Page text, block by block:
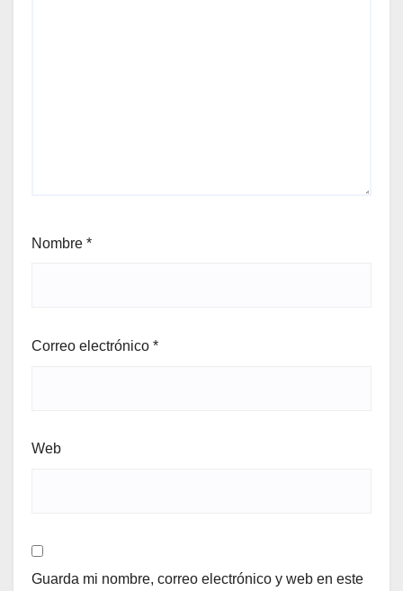
Nombre *
Correo electrónico *
Web
Guarda mi nombre, correo electrónico y web en este